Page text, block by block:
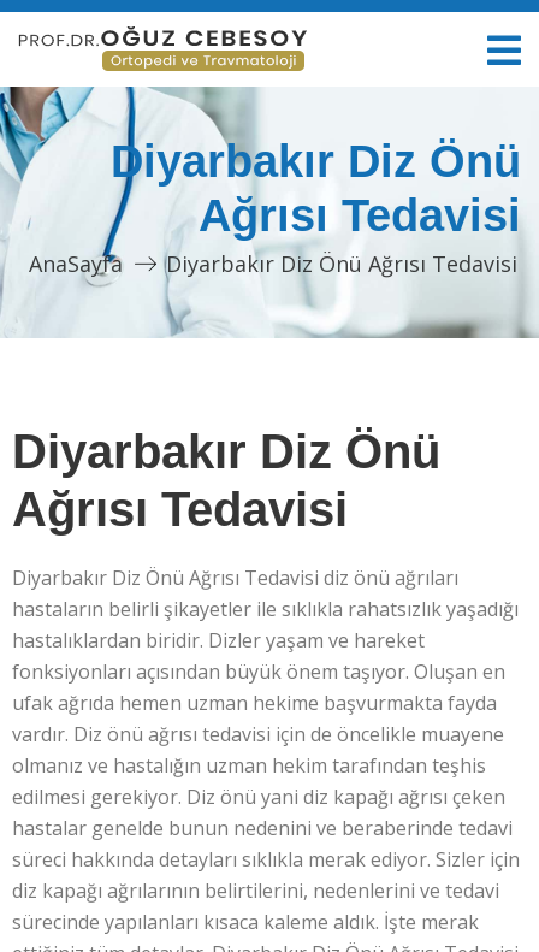
Diyarbakır Diz Önü
Ağrısı Tedavisi
AnaSayfa Diyarbakır Diz Önü Ağrısı Tedavisi
Diyarbakır Diz Önü
Ağrısı Tedavisi
Diyarbakır Diz Önü Ağrısı Tedavisi diz önü ağrıları
hastaların belirli şikayetler ile sıklıkla rahatsızlık yaşadığı
hastalıklardan biridir. Dizler yaşam ve hareket
fonksiyonları açısından büyük önem taşıyor. Oluşan en
ufak ağrıda hemen uzman hekime başvurmakta fayda
vardır. Diz önü ağrısı tedavisi için de öncelikle muayene
olmanız ve hastalığın uzman hekim tarafından teşhis
edilmesi gerekiyor. Diz önü yani diz kapağı ağrısı çeken
hastalar genelde bunun nedenini ve beraberinde tedavi
süreci hakkında detayları sıklıkla merak ediyor. Sizler için
diz kapağı ağrılarının belirtilerini, nedenlerini ve tedavi
sürecinde yapılanları kısaca kaleme aldık. İşte merak